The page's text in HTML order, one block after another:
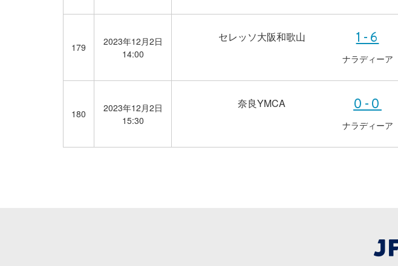
179
2023年12月2日
14:00
セレッソ大阪和歌山 1-6
ナラディーア
180
2023年12月2日
15:30
奈良YMCA 0-0
ナラディーア